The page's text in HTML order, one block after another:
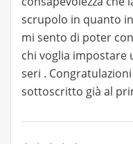
scrupolo in quanto
mi sento di poter
chi voglia impostare
seri .
sottoscritto già al